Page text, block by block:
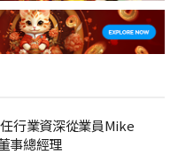
行業資深從業員Mike
事總經理